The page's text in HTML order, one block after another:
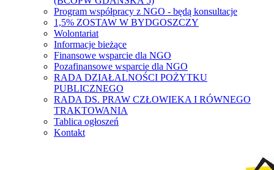
Program współpracy z NGO - będą konsultacje
1,5% ZOSTAW W BYDGOSZCZY
Wolontariat
Informacje bieżące
Finansowe wsparcie dla NGO
Pozafinansowe wsparcie dla NGO
RADA DZIAŁALNOŚCI POŻYTKU
PUBLICZNEGO
RADA DS. PRAW CZŁOWIEKA I RÓWNEGO
TRAKTOWANIA
Tablica ogłoszeń
Kontakt